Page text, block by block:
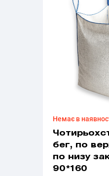
Немає в
бег, по
по низу
90*160